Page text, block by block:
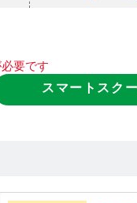
要です
スマートスク